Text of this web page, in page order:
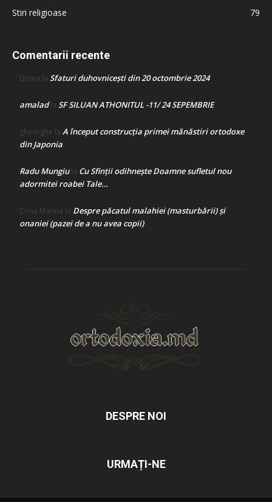
Stiri religioase
79
Comentarii recente
Doina la Sfaturi duhovnicești din 20 octombrie 2024
amaladla SF SILUAN ATHONITUL -11/ 24 SEPEMBRIE
gheorghe la A început construcţia primei mănăstiri ortodoxe
din Japonia
Radu Mungiula Cu Sfinții odihnește Doamne sufletul nou
adormitei roabei Tale…
Crina Marina la Despre păcatul malahiei (masturbării) şi
onaniei (pazei de a nu avea copii)
DESPRE NOI
URMAȚI-NE